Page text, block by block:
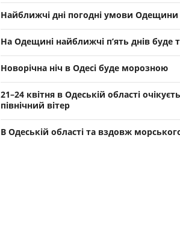
Найближчі дні погодні умови
На Одещині найближчі п’ять днів буде
Новорічна ніч в Одесі буде морозною
21–24 квітня в Одеській області
північний вітер
В Одеській області та вздовж